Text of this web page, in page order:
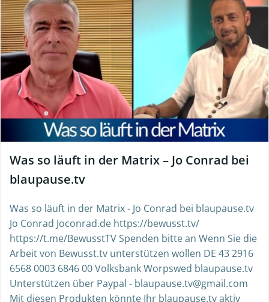
Was so läuft in der Matrix – Jo Conrad bei
blaupause.tv
Was so läuft in der Matrix - Jo Conrad bei blaupause.tv
Jo Conrad Joconrad.de https://bewusst.tv/
https://t.me/BewusstTV Spenden bitte an Wenn Sie die
Arbeit von Bewusst.tv unterstützen wollen DE 43 2916
6568 0003 6846 00 Volksbank Worpswed blaupause.tv
Unterstützen über Paypal - blaupause.tv@gmail.com
Mit diesen Produkten könnte Ihr blaupause.tv aktiv